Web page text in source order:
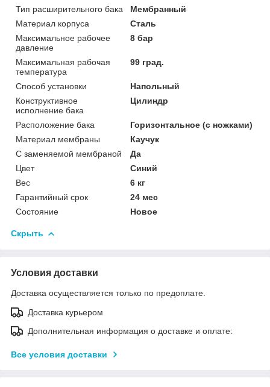
Тип расширительного бака
Мембранный
Материал корпуса
Сталь
Максимальное рабочее
давление
8 бар
Максимальная рабочая
температура
99 град.
Способ установки
Напольный
Конструктивное
исполнение бака
Цилиндр
Расположение бака
Горизонтальное (с ножками)
Материал мембраны
Каучук
С заменяемой мембраной
Да
Цвет
Синий
Вес
6 кг
Гарантийный срок
24 мес
Состояние
Новое
Скрыть
Условия доставки
Доставка осуществляется только по предоплате.
Доставка курьером
Дополнительная информация о доставке и оплате:
Все условия доставки